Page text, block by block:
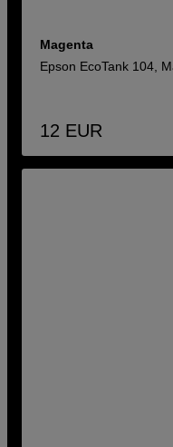
Magenta
Epson EcoTank 104,
12 EUR